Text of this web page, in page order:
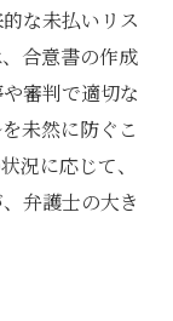
な未払いリス
合意書の作成
審判で適切な
未然に防ぐこ
況に応じて、
弁護士の大き